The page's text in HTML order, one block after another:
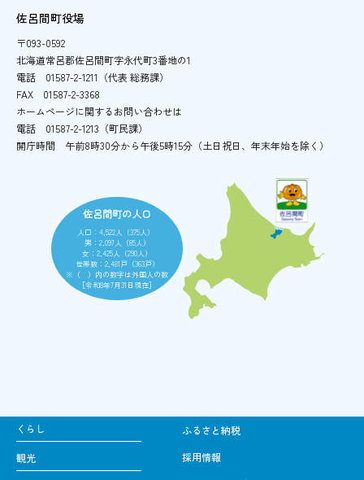
佐呂間町役場
〒093-0592
北海道常呂郡佐呂間町字永代町3番地の1
電話
01587-2-1211（代表 総務課）
FAX
01587-2-3368
ホームページに関するお問い合わせは
電話
01587-2-1213（町民課）
開庁時間
午前8時30分から午後5時15分 （土日祝日、年末年始を除く）
佐呂間町の人口
人口：4,522人（375人）
男：2,097人（85人）
女：2,425人（290人）
世帯数：2,481戸（363戸）
※（ ）内の数字は外国人の数
［令和8年7月31日現在］
くらし
観光
ふるさと納税
採用情報